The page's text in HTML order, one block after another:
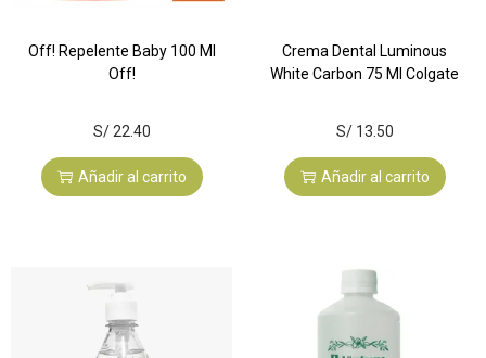
Off! Repelente Baby 100 Ml
Off!
S/22.40
Añadir al carrito
Crema Dental Luminous
White Carbon 75 Ml Colgate
S/13.50
Añadir al carrito